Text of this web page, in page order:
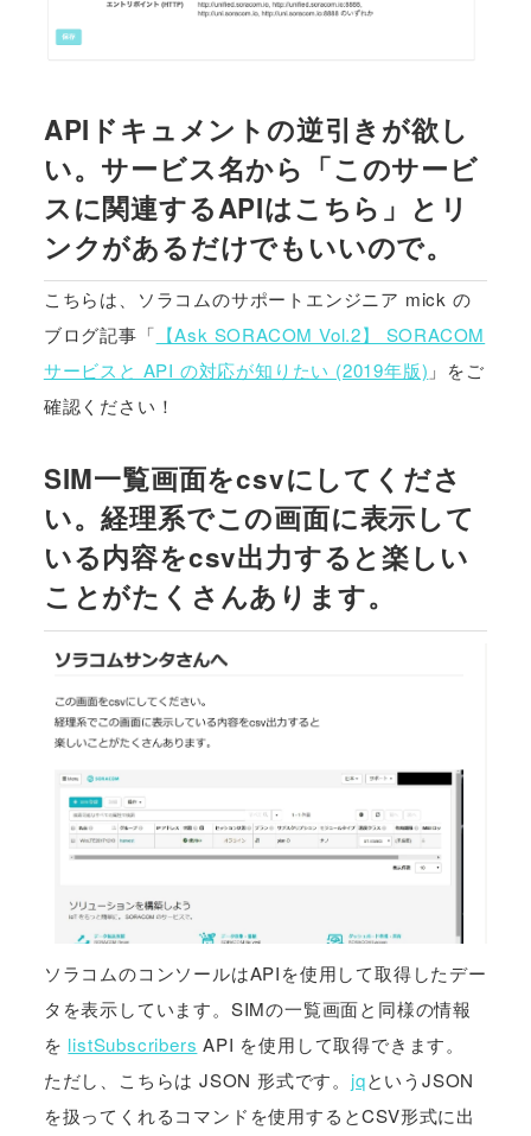
APIドキュメントの逆引きが欲し
い。サービス名から「このサービ
スに関連するAPIはこちら」とリ
ンクがあるだけでもいいので。
こちらは、ソラコムのサポートエンジニア mick の
ブログ記事「 【Ask SORACOM Vol.2】 SORACOM
サービスと API の対応が知りたい (2019年版) 」をご
確認ください！
SIM一覧画面をcsvにしてくださ
い。経理系でこの画面に表示して
いる内容をcsv出力すると楽しい
ことがたくさんあります。
ソラコムのコンソールはAPIを使用して取得したデー
タを表示しています。SIMの一覧画面と同様の情報
を listSubscribers API を使用して取得できます。
ただし、こちらは JSON 形式です。 jqというJSON
を扱ってくれるコマンドを使用するとCSV形式に出